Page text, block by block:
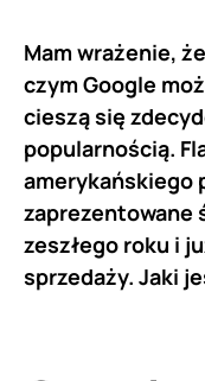
Mam wrażenie,
czym Google
cieszą się
popularnością.
amerykańskiego
zaprezentowane
zeszłego roku i
sprzedaży. Jaki